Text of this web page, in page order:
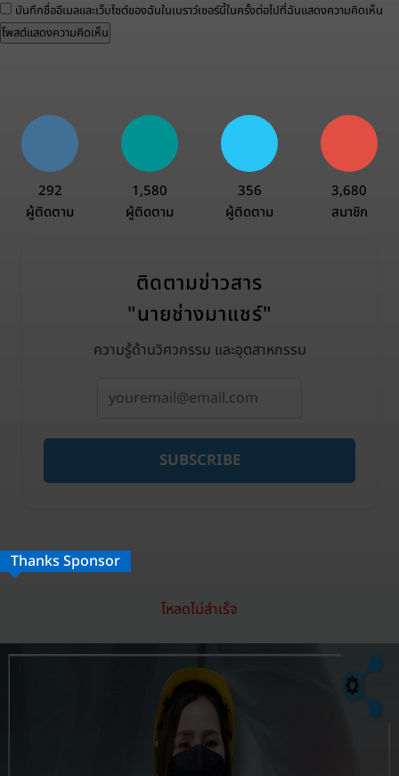
บันทึกชื่ออีเมลและเว็บไซต์ของฉันในเบราว์เซอร์นี้ในครั้งต่อไปที่ฉันแสดงความคิดเห็น
292
ผู้ติดตาม
1,580
ผู้ติดตาม
356
ผู้ติดตาม
3,680
สมาชิก
ติดตามข่าวสาร
"นายช่างมาแชร์"
ความรู้ด้านวิศวกรรม และอุตสาหกรรม
SUBSCRIBE
Thanks Sponsor
โหลดไม่สำเร็จ